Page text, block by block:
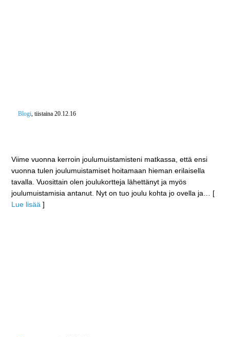
Blogi, tiistaina 20.12.16
Viime vuonna kerroin joulumuistamisteni matkassa, että ensi
vuonna tulen joulumuistamiset hoitamaan hieman erilaisella
tavalla. Vuosittain olen joulukortteja lähettänyt ja myös
joulumuistamisia antanut. Nyt on tuo joulu kohta jo ovella ja … [
Lue lisää ]